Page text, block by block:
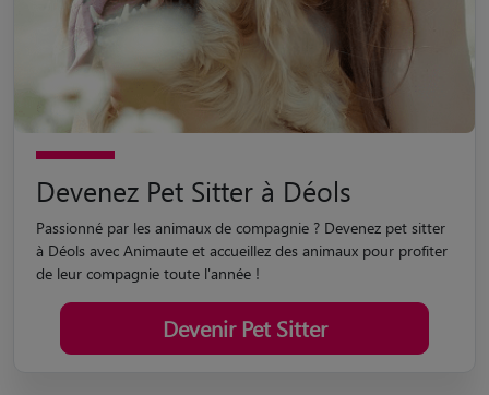
Devenez Pet Sitter à Déols
Passionné par les animaux de compagnie ? Devenez pet sitter
à Déols avec Animaute et accueillez des animaux pour profiter
de leur compagnie toute l'année !
Devenir Pet Sitter